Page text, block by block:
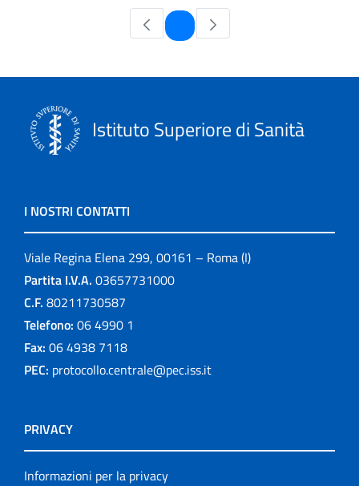
Pagina
Istituto Superiore di Sanità
I NOSTRI CONTATTI
Viale Regina Elena 299, 00161 – Roma (I)
Partita I.V.A. 03657731000
C.F. 80211730587
Telefono: 06 4990 1
Fax: 06 4938 7118
PEC: protocollo.centrale@pec.iss.it
PRIVACY
Informazioni per la privacy